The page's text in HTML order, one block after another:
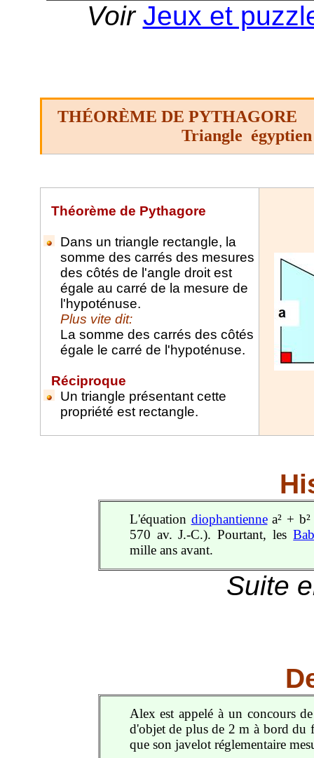
Voir Jeux et
THÉORÈME DE PYTHAGORE
Triangle
Théorème de Pythagore
Dans un triangle rectangle, la
somme des carrés des mesures
des côtés de l'angle droit est
égale au carré de la mesure de
l'hypoténuse.
Plus vite dit:
La somme des carrés des côtés
égale le carré de l'hypoténuse.
Réciproque
Un triangle présentant cette
propriété est rectangle.
L'équation diophantiennea² + b²
570 av. J.-C.). Pourtant, les
mille ans avant.
Suite
Alex est appelé à un concours
d'objet de plus de 2 m à bord du
que son javelot réglementaire